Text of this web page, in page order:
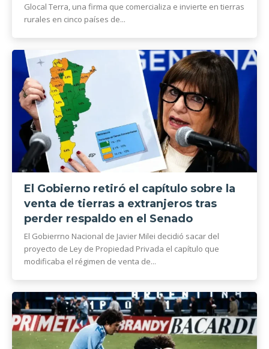
Glocal Terra, una firma que comercializa e invierte en tierras
rurales en cinco países de...
El Gobierno retiró el capítulo sobre la
venta de tierras a extranjeros tras
perder respaldo en el Senado
El Gobierrno Nacional de Javier Milei decidió sacar del
proyecto de Ley de Propiedad Privada el capítulo que
modificaba el régimen de venta de...